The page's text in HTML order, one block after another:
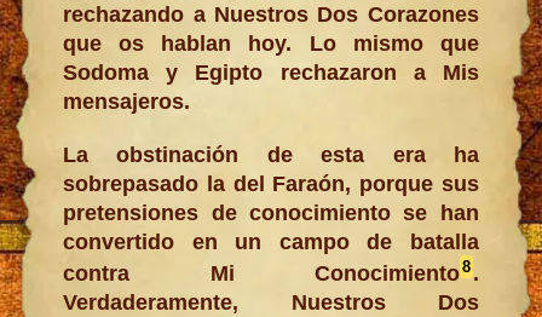
rechazando a Nuestros Dos Corazones
que os hablan hoy. Lo mismo que
Sodoma y Egipto rechazaron a Mis
mensajeros.
La obstinación de esta era ha
sobrepasado la del Faraón, porque sus
pretensiones de conocimiento se han
convertido en un campo de batalla
contra Mi Conocimiento8.
Verdaderamente, Nuestros Dos